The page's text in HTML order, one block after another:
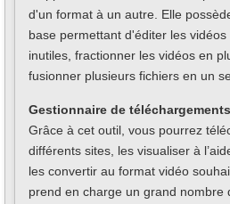
d'un format à un autre. Elle
base permettant d'éditer les
inutiles, fractionner les vidéos en
fusionner plusieurs fichiers en un
Gestionnaire de
Grâce à cet outil, vous pourrez
différents sites, les visualiser à
les convertir au format vidéo
prend en charge un grand nombre